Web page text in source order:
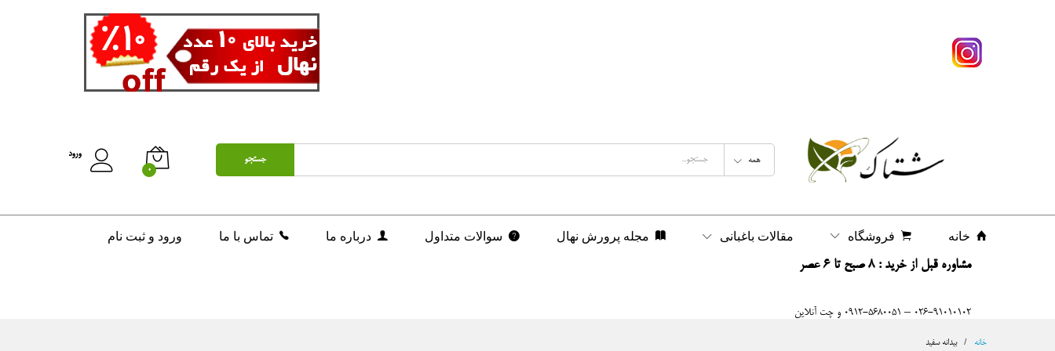
همه جستجو
0
ورود
خانه فروشگاه مقالات باغبانی مجله پرورش نهال سوالات متداول درباره ما تماس با ما ورود و ثبت نام
مشاوره قبل از خرید : 8 صبح تا 6 عصر
026-91010102 – 0912-5680051 و چت آنلاین
خانه / بیدانه سفید